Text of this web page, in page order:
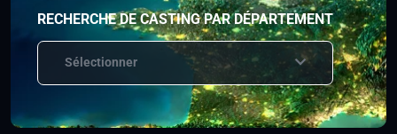
RECHERCHE DE CASTING PAR DÉPARTEMENT
Sélectionner